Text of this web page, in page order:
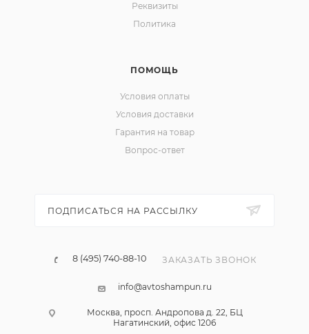
Реквизиты
Политика
ПОМОЩЬ
Условия оплаты
Условия доставки
Гарантия на товар
Вопрос-ответ
ПОДПИСАТЬСЯ НА РАССЫЛКУ
8 (495) 740-88-10 ЗАКАЗАТЬ ЗВОНОК
info@avtoshampun.ru
Москва, просп. Андропова д. 22, БЦ
Нагатинский, офис 1206